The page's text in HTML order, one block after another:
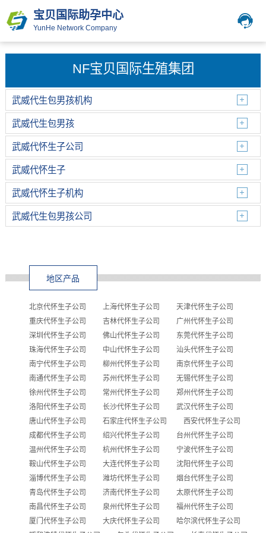
宝贝国际助孕中心
YunHe Network Company
NF宝贝国际生殖集团
武威代生包男孩机构
武威代生包男孩
武威代怀生子公司
武威代怀生子
武威代怀生子机构
武威代生包男孩公司
地区产品
北京代怀生子公司 上海代怀生子公司
天津代怀生子公司
重庆代怀生子公司
吉林代怀生子公司
广州代怀生子公司
深圳代怀生子公司
佛山代怀生子公司
东莞代怀生子公司
珠海代怀生子公司
中山代怀生子公司
汕头代怀生子公司
南宁代怀生子公司
柳州代怀生子公司
南京代怀生子公司
南通代怀生子公司
苏州代怀生子公司
无锡代怀生子公司
徐州代怀生子公司
常州代怀生子公司
郑州代怀生子公司
洛阳代怀生子公司
长沙代怀生子公司
武汉代怀生子公司
唐山代怀生子公司
石家庄代怀生子公司
西安代怀生子公司
成都代怀生子公司
绍兴代怀生子公司
台州代怀生子公司
温州代怀生子公司
杭州代怀生子公司
宁波代怀生子公司
鞍山代怀生子公司
大连代怀生子公司
沈阳代怀生子公司
淄博代怀生子公司
潍坊代怀生子公司
烟台代怀生子公司
青岛代怀生子公司
济南代怀生子公司
太原代怀生子公司
南昌代怀生子公司
泉州代怀生子公司
福州代怀生子公司
厦门代怀生子公司
大庆代怀生子公司
哈尔滨代怀生子公司